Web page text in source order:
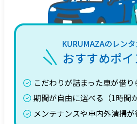
KURUMAZAのレン
おすすめポイ
こだわりが詰まった車が借り
期間が自由に選べる（1時間
メンテナンスや車内外清掃